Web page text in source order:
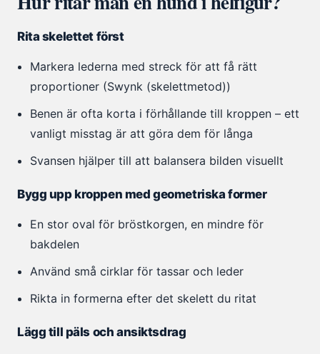
Rita skelettet först
Markera lederna med streck för att få rätt
proportioner (Swynk (skelettmetod))
Benen är ofta korta i förhållande till kroppen – ett
vanligt misstag är att göra dem för långa
Svansen hjälper till att balansera bilden visuellt
Bygg upp kroppen med geometriska former
En stor oval för bröstkorgen, en mindre för
bakdelen
Använd små cirklar för tassar och leder
Rikta in formerna efter det skelett du ritat
Lägg till päls och ansiktsdrag